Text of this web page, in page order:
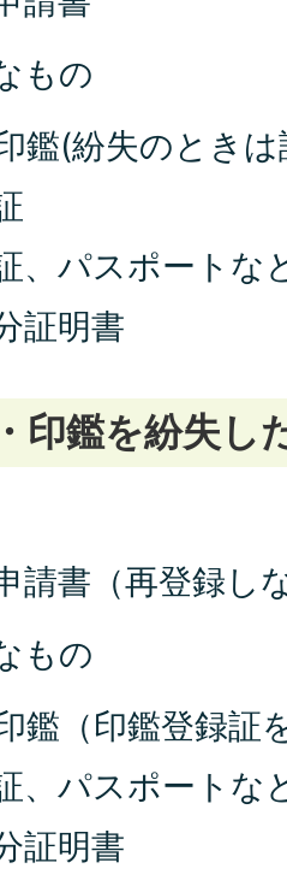
もの
鑑(紛失のとき
、パスポートな
証明書
印鑑を紛失し
請書（再登録し
もの
鑑（印鑑登録証
、パスポートな
証明書